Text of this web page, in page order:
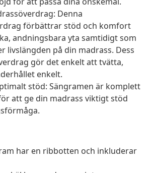
Denna
förbättrar stöd och komfort
andningsbara yta samtidigt som
livslängden på din madrass. Dess
gör det enkelt att tvätta,
enkelt.
stöd: Sängramen är komplett
att ge din madrass viktigt stöd
har en ribbotten och inkluderar